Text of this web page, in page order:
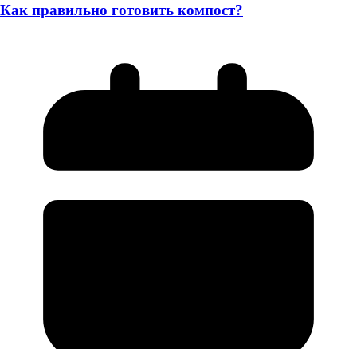
Как правильно готовить компост?